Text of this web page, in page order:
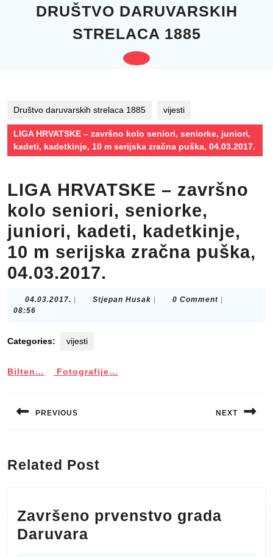
DRUŠTVO DARUVARSKIH
STRELACA 1885
Open
Društvo daruvarskih strelaca 1885 vijesti
LIGA HRVATSKE – završno kolo seniori, seniorke, juniori,
kadeti, kadetkinje, 10 m serijska zračna puška, 04.03.2017.
LIGA HRVATSKE – završno
kolo seniori, seniorke,
juniori, kadeti, kadetkinje,
10 m serijska zračna puška,
04.03.2017.
04.03.2017. 04.03.2017.
Stjepan Husak Stjepan0 Comment
08:56
Categories: vijesti
Bilten… Fotografije…
navigation
PREVIOUS
post:
NEXT
Related Post
Završeno prvenstvo grada
Daruvara